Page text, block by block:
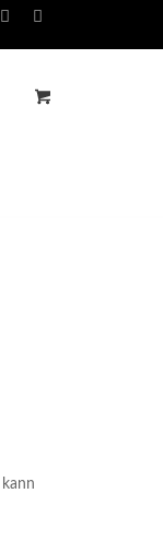
kann